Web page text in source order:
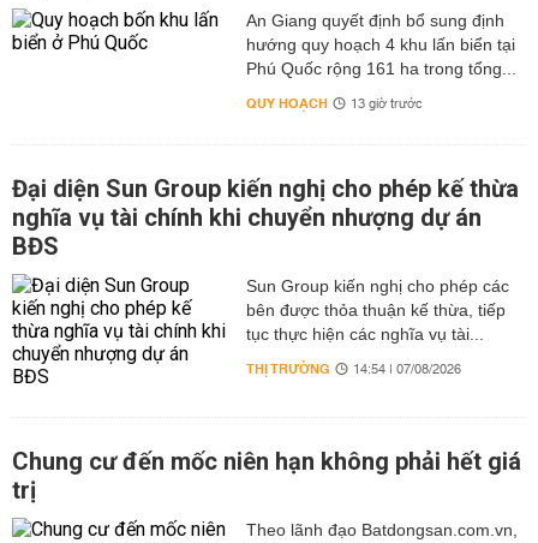
An Giang quyết định bổ sung định
hướng quy hoạch 4 khu lấn biển tại
Phú Quốc rộng 161 ha trong tổng...
QUY HOẠCH 13 giờ trước
Đại diện Sun Group kiến nghị cho phép kế thừa
nghĩa vụ tài chính khi chuyển nhượng dự án
BĐS
Sun Group kiến nghị cho phép các
bên được thỏa thuận kế thừa, tiếp
tục thực hiện các nghĩa vụ tài...
THỊ TRƯỜNG 14:54 | 07/08/2026
Chung cư đến mốc niên hạn không phải hết giá
trị
Theo lãnh đạo Batdongsan.com.vn,